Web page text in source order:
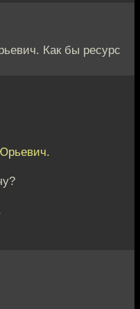
Как бы ресурс